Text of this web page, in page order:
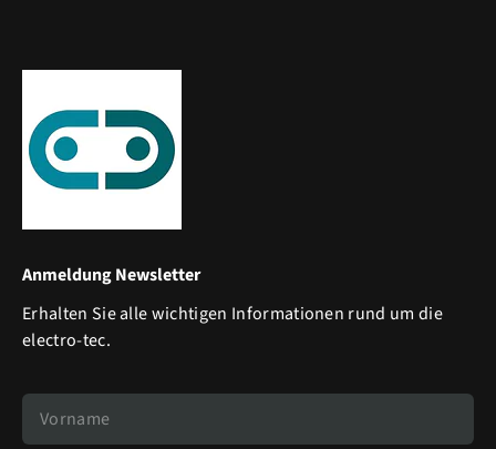
Anmeldung Newsletter
Erhalten Sie alle wichtigen Informationen rund um die
electro-tec.